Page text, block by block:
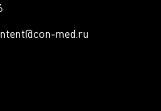
med.ru